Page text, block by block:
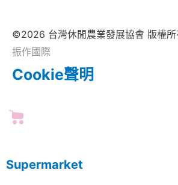
©2026 台灣休閒農業發展協會 版權所
振作國際
Cookie聲明
Supermarket